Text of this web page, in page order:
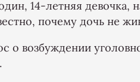
14-летняя девочка,
почему дочь не
о возбуждении